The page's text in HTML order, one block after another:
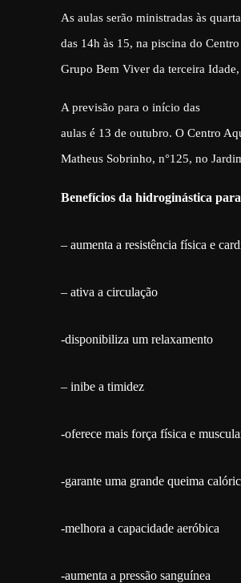
As aulas serão ministradas às
das 14h às 15, na piscina do
Grupo Bem Viver da terceira
A previsão para o início das
aulas é 13 de outubro. O Centro
Matheus Sobrinho, n°125, no
Benefícios da hidroginástica
– aumenta a resistência física e
– ativa a circulação
-disponibiliza um relaxamento
– inibe a timidez
-oferece mais força física e
-garante uma grande queima
-melhora a capacidade aeróbica
-aumenta a pressão sanguínea